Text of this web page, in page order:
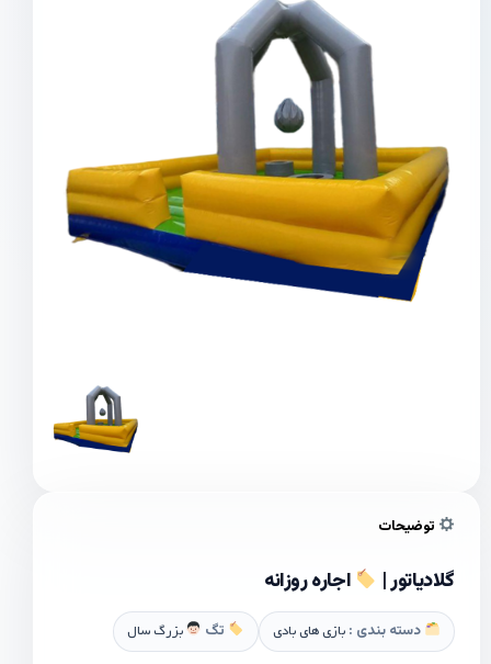
توضیحات
گلادیاتور | اجاره روزانه
دسته بندی : بازی های بادی تگ بزرگ سال